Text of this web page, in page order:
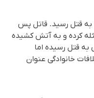
قتل رسید. قاتل پس
کرده و به آتش کشیده
به قتل رسیده اما
خانوادگی عنوان